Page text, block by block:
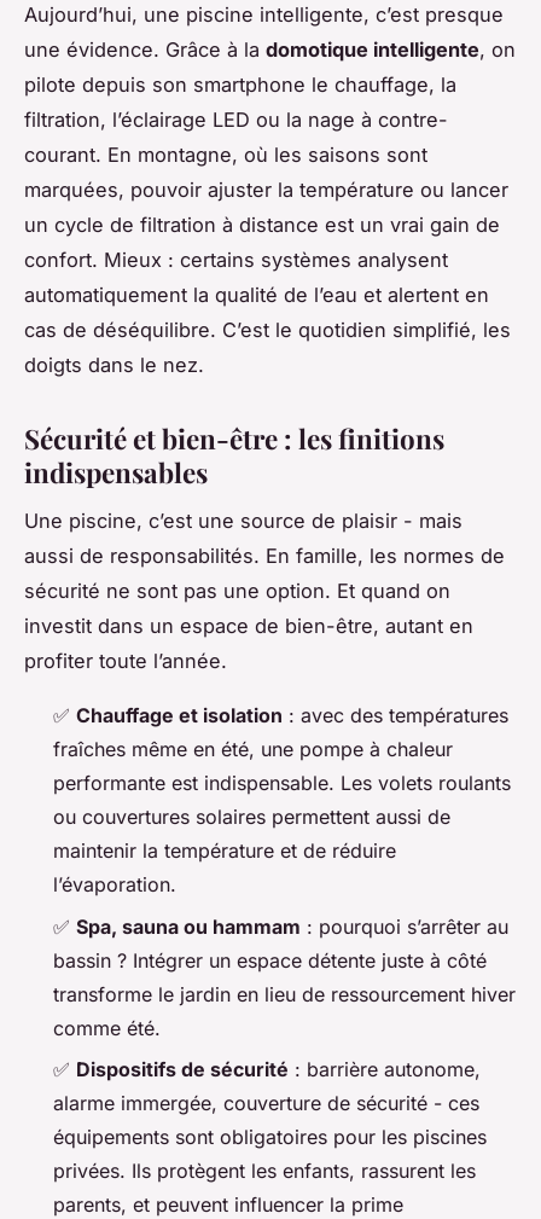
Aujourd’hui, une piscine intelligente, c’est presque
une évidence. Grâce à la domotique intelligente, on
pilote depuis son smartphone le chauffage, la
filtration, l’éclairage LED ou la nage à contre-
courant. En montagne, où les saisons sont
marquées, pouvoir ajuster la température ou lancer
un cycle de filtration à distance est un vrai gain de
confort. Mieux : certains systèmes analysent
automatiquement la qualité de l’eau et alertent en
cas de déséquilibre. C’est le quotidien simplifié, les
doigts dans le nez.
Sécurité et bien-être : les finitions
indispensables
Une piscine, c’est une source de plaisir - mais
aussi de responsabilités. En famille, les normes de
sécurité ne sont pas une option. Et quand on
investit dans un espace de bien-être, autant en
profiter toute l’année.
✅ Chauffage et isolation : avec des températures
fraîches même en été, une pompe à chaleur
performante est indispensable. Les volets roulants
ou couvertures solaires permettent aussi de
maintenir la température et de réduire
l’évaporation.
✅ Spa, sauna ou hammam : pourquoi s’arrêter au
bassin ? Intégrer un espace détente juste à côté
transforme le jardin en lieu de ressourcement hiver
comme été.
✅ Dispositifs de sécurité : barrière autonome,
alarme immergée, couverture de sécurité - ces
équipements sont obligatoires pour les piscines
privées. Ils protègent les enfants, rassurent les
parents, et peuvent influencer la prime